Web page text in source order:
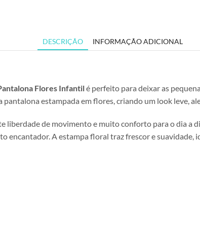
DESCRIÇÃO INFORMAÇÃO ADICIONAL
Flores Infantilé perfeito para deixar as
estampada em flores, criando um look leve,
de movimento e muito conforto para o dia a
A estampa floral traz frescor e suavidade,